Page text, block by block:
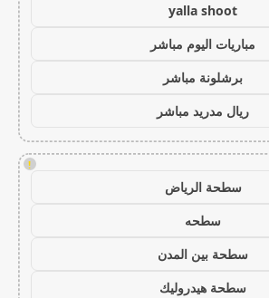
yalla shoot
مباريات اليوم مباشر
برشلونة مباشر
ريال مدريد مباشر
!
سطحة الرياض
سطحه
سطحة بين المدن
سطحة هيدروليك